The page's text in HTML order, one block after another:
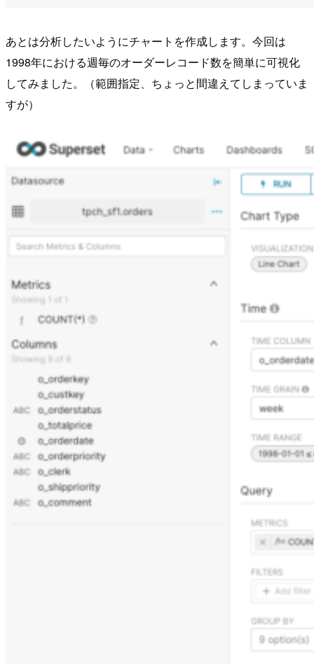
あとは分析したいようにチャートを作成します。今回は
1998年における週毎のオーダーレコード数を簡単に可視化
してみました。（範囲指定、ちょっと間違えてしまっていま
すが）